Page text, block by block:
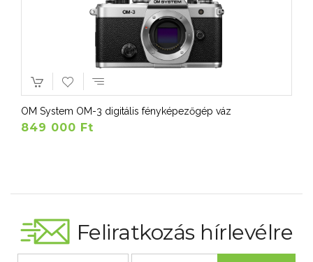
OM System OM-3 digitális fényképezőgép váz
849 000 Ft
Feliratkozás hírlevélre